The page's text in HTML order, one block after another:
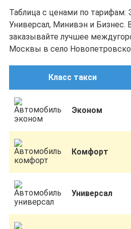
Таблица с ценами по
Универсал, Минивэн и Бизнес.
заказывайте лучшее
Москвы в село
Класс такси
Эконом
Комфорт
Универсал